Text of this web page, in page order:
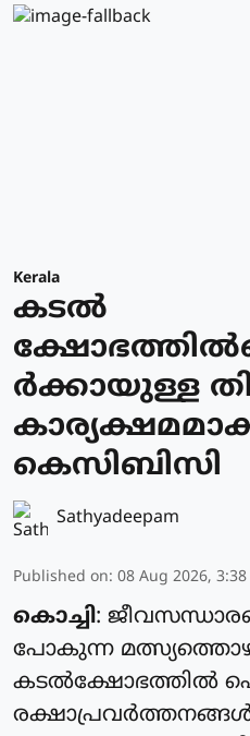
Kerala
കടല്‍
ര്‍ക്കായുള്ള
കെസിബിസി
Sathyadeepam
Published on: 08 Aug 2026, 3:38
കൊച്ചി:
പോകുന്ന
കടല്‍ക്ഷോഭത്തില്‍
രക്ഷാപ്രവര്‍ത്തനങ്ങള്‍